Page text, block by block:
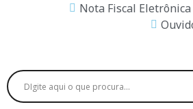
Nota Fiscal Eletrônica